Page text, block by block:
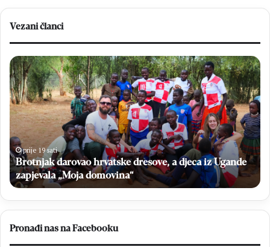
Vezani članci
Brotnjak
darovao
hrvatske
dresove,
a
djeca
iz
Ugande
zapjevala
„Moja
domovina“
prije 19 sati
Brotnjak darovao hrvatske dresove, a djeca iz Ugande
zapjevala „Moja domovina“
37.
Pronađi nas na Facebooku